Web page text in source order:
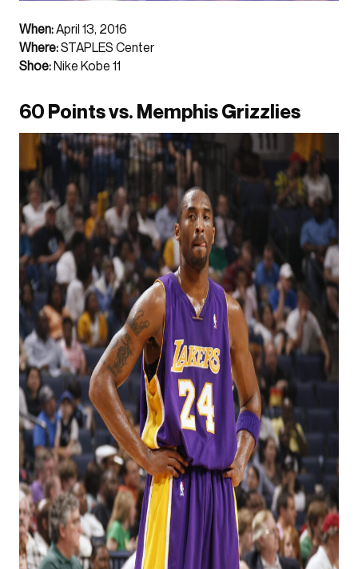
When:April 13, 2016
Where:STAPLES Center
Shoe:Nike Kobe 11
60 Points vs. Memphis Grizzlies